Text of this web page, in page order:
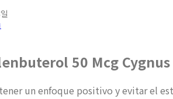
50 Mcg
un enfoque positivo y evitar el